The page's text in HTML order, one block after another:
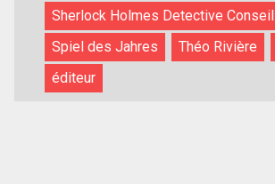
Sherlock Holmes Detective Conseil
Spiel des Jahres
Théo Rivière
éditeur